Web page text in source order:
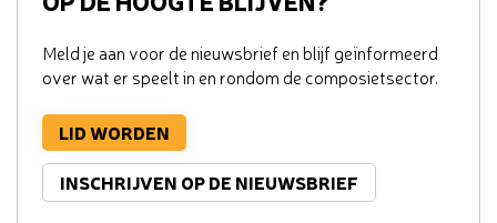
Meld je aan voor de nieuwsbrief en blijf geïnformeerd
over wat er speelt in en rondom de composietsector.
LID WORDEN
INSCHRIJVEN OP DE NIEUWSBRIEF